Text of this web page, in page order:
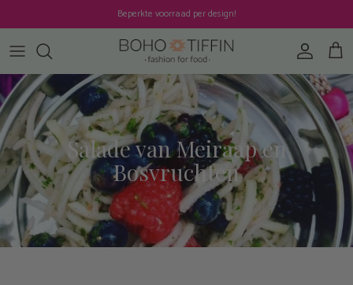
Beperkte voorraad per design!
Account
Salade van Meiraap en
Bosvruchten